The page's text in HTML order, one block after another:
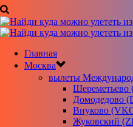
Главная
Москва
вылеты
Шереметьево
Домодедово
Внуково
Жуковский